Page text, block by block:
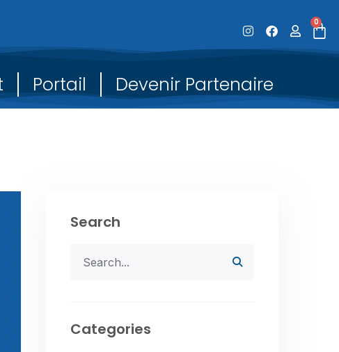
0
Portail Devenir Partenaire
Search
Categories